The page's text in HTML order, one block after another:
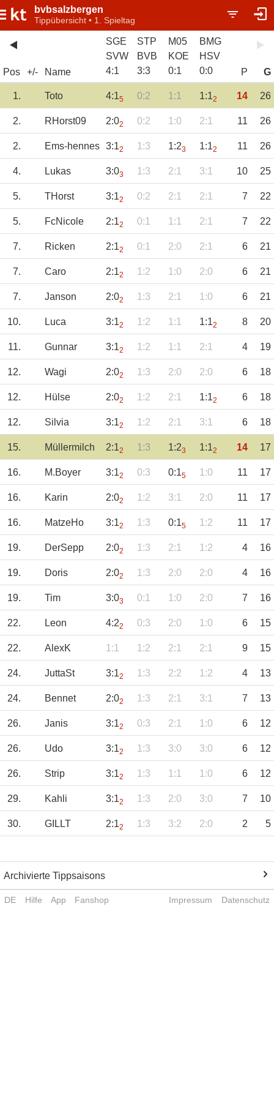
bvbsalzbergen
Tippübersicht • 1. Spieltag
Pos +/- Name
SGE
SVW
4:1
STP
BVB
3:3
M05
KOE
0:1
BMG
HSV
0:0 P G
1. Toto 4:15 0:2 1:1 1:12 14 26
2. RHorst09 2:02 0:2 1:0 2:1 11 26
2. Ems-hennes 3:12 1:3 1:23 1:12 11 26
4. Lukas 3:03 1:3 2:1 3:1 10 25
5. THorst 3:12 0:2 2:1 2:1 7 22
5. FcNicole 2:12 0:1 1:1 2:1 7 22
7. Ricken 2:12 0:1 2:0 2:1 6 21
7. Caro 2:12 1:2 1:0 2:0 6 21
7. Janson 2:02 1:3 2:1 1:0 6 21
10. Luca 3:12 1:2 1:1 1:12 8 20
11. Gunnar 3:12 1:2 1:1 2:1 4 19
12. Wagi 2:02 1:3 2:0 2:0 6 18
12. Hülse 2:02 1:2 2:1 1:12 6 18
12. Silvia 3:12 1:2 2:1 3:1 6 18
15. Müllermilch 2:12 1:3 1:23 1:12 14 17
16. M.Boyer 3:12 0:3 0:15 1:0 11 17
16. Karin 2:02 1:2 3:1 2:0 11 17
16. MatzeHo 3:12 1:3 0:15 1:2 11 17
19. DerSepp 2:02 1:3 2:1 1:2 4 16
19. Doris 2:02 1:3 2:0 2:0 4 16
19. Tim 3:03 0:1 1:0 2:0 7 16
22. Leon 4:22 0:3 2:0 1:0 6 15
22. AlexK 1:1 1:2 2:1 2:1 9 15
24. JuttaSt 3:12 1:3 2:2 1:2 4 13
24. Bennet 2:02 1:3 2:1 3:1 7 13
26. Janis 3:12 0:3 2:1 1:0 6 12
26. Udo 3:12 1:3 3:0 3:0 6 12
26. Strip 3:12 1:3 1:1 1:0 6 12
29. Kahli 3:12 1:3 2:0 3:0 7 10
30. GILLT 2:12 1:3 3:2 2:0 2 5
Archivierte Tippsaisons
DE Hilfe App Fanshop Impressum Datenschutz